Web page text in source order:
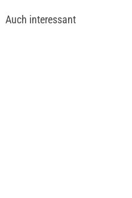
Auch interessant